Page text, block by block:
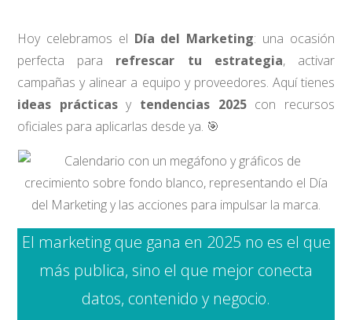
Hoy celebramos el Día del Marketing: una ocasión
perfecta para refrescar tu estrategia, activar
campañas y alinear a equipo y proveedores. Aquí tienes
ideas prácticasy tendencias 2025con recursos
oficiales para aplicarlas desde ya. 🎯
El marketing que gana en 2025 no es el que
más publica, sino el que mejor conecta
datos, contenido y negocio.